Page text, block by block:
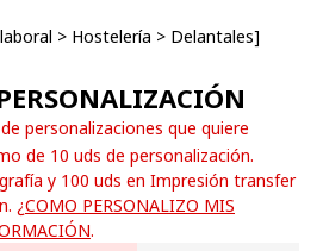
> Hostelería > Delantales]
personalizaciones que quiere
de 10 uds de personalización.
y 100 uds en Impresión transfer
¿COMO PERSONALIZO MIS
.